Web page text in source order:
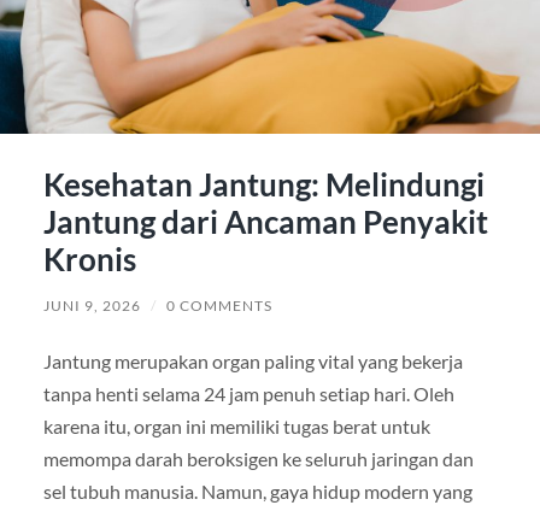
Kesehatan Jantung: Melindungi
Jantung dari Ancaman Penyakit
Kronis
JUNI 9, 2026 / 0 COMMENTS
Jantung merupakan organ paling vital yang bekerja
tanpa henti selama 24 jam penuh setiap hari. Oleh
karena itu, organ ini memiliki tugas berat untuk
memompa darah beroksigen ke seluruh jaringan dan
sel tubuh manusia. Namun, gaya hidup modern yang